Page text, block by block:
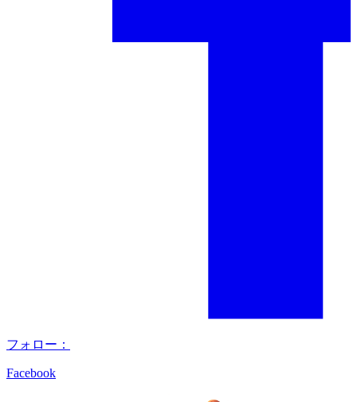
フォロー：
Facebook